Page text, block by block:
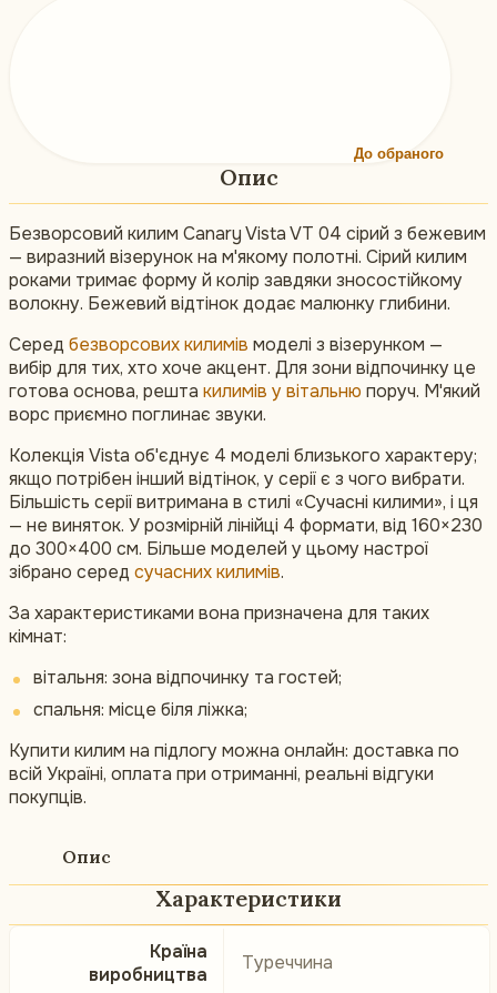
До обраного
Опис
Безворсовий килим Canary Vista VT 04 сірий з бежевим
— виразний візерунок на м'якому полотні. Сірий килим
роками тримає форму й колір завдяки зносостійкому
волокну. Бежевий відтінок додає малюнку глибини.
Серед безворсових килимів моделі з візерунком —
вибір для тих, хто хоче акцент. Для зони відпочинку це
готова основа, решта килимів у вітальню поруч. М'який
ворс приємно поглинає звуки.
Колекція Vista об'єднує 4 моделі близького характеру;
якщо потрібен інший відтінок, у серії є з чого вибрати.
Більшість серії витримана в стилі «Сучасні килими», і ця
— не виняток. У розмірній лінійці 4 формати, від 160×230
до 300×400 см. Більше моделей у цьому настрої
зібрано серед сучасних килимів.
За характеристиками вона призначена для таких
кімнат:
вітальня: зона відпочинку та гостей;
спальня: місце біля ліжка;
Купити килим на підлогу можна онлайн: доставка по
всій Україні, оплата при отриманні, реальні відгуки
покупців.
Опис
Характеристики
Країна
виробництва
Туреччина